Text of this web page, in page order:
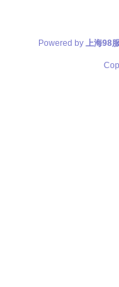
Powered by 上海98